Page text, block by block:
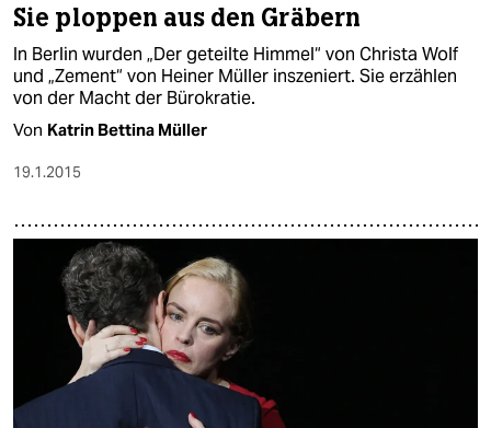
Sie ploppen aus den Gräbern
In Berlin wurden „Der geteilte Himmel“ von Christa Wolf
und „Zement“ von Heiner Müller inszeniert. Sie erzählen
von der Macht der Bürokratie.
Von Katrin Bettina Müller
19.1.2015